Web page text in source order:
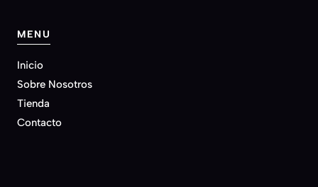
MENU
Inicio
Sobre Nosotros
Tienda
Contacto